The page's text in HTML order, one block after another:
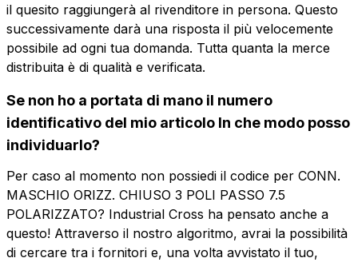
Azienda
Note
Nome Telefono
Email
Azienda Ruolo
Note
il quesito raggiungerà al rivenditore in persona. Questo
successivamente darà una risposta il più velocemente
possibile ad ogni tua domanda. Tutta quanta la merce
distribuita è di qualità e verificata.
Se non ho a portata di mano il numero
identificativo del mio articolo In che modo posso
individuarlo?
Per caso al momento non possiedi il codice per CONN.
MASCHIO ORIZZ. CHIUSO 3 POLI PASSO 7.5
POLARIZZATO? Industrial Cross ha pensato anche a
questo! Attraverso il nostro algoritmo, avrai la possibilità
di cercare tra i fornitori e, una volta avvistato il tuo,